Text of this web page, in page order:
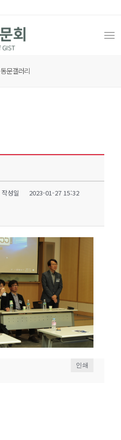
동문갤러리
작성일 2023-01-27 15:32
인쇄